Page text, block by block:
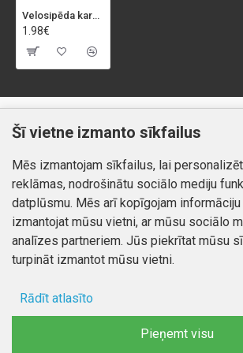
Velosipēda karodziņš "POLLY"
1.98€
Klientiem
Kontakti
Preču atgriešana
Mans profils
Mans profils
Pasūtījumi
Piegāde
Kontakti
Autortiesības © 2026, www.autobode.lv,
Šī vietne izmanto sīkfailus
Mēs izmantojam sīkfailus, lai
reklāmas, nodrošinātu sociālo mediju
datplūsmu. Mēs arī kopīgojam
izmantojat mūsu vietni, ar mūsu sociālo
analīzes partneriem. Jūs piekrītat mūsu
turpināt izmantot mūsu vietni.
Rādīt atlasīto
Pieņemt visu